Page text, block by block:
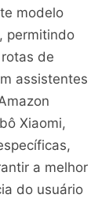
modelo
permitindo
de
assistentes
Xiaomi,
a melhor
do usuário